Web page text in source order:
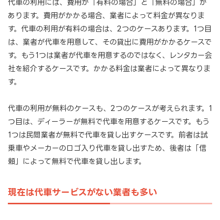
代車の利用には、費用が「有料の場合」と「無料の場合」が
あります。費用がかかる場合、業者によって料金が異なりま
す。代車の利用が有料の場合は、2つのケースあります。1つ目
は、業者が代車を用意して、その貸出に費用がかかるケースで
す。もう1つは業者が代車を用意するのではなく、レンタカー会
社を紹介するケースです。かかる料金は業者によって異なりま
す。
代車の利用が無料のケースも、2つのケースが考えられます。1
つ目は、ディーラーが無料で代車を用意するケースです。もう
1つは民間業者が無料で代車を貸し出すケースです。前者は試
乗車やメーカーのロゴ入り代車を貸し出すため、後者は「信
頼」によって無料で代車を貸し出します。
現在は代車サービスがない業者も多い